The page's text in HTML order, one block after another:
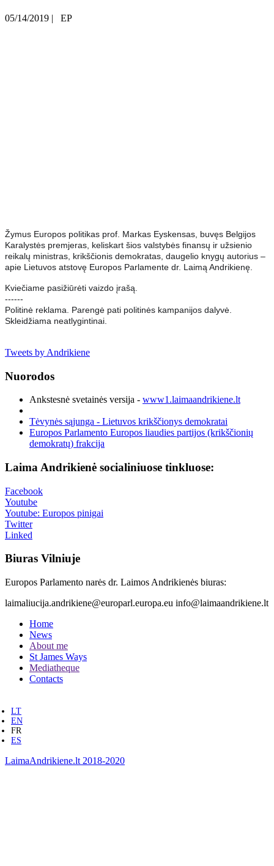
05/14/2019 | EP
Žymus Europos politikas prof. Markas Eyskensas, buvęs Belgijos
Karalystės premjeras, keliskart šios valstybės finansų ir užsienio
reikalų ministras, krikščionis demokratas, daugelio knygų autorius –
apie Lietuvos atstovę Europos Parlamente dr. Laimą Andrikienę.
Kviečiame pasižiūrėti vaizdo įrašą.
------
Politinė reklama. Parengė pati politinės kampanijos dalyvė.
Skleidžiama neatlygintinai.
Tweets by Andrikiene
Nuorodos
Ankstesnė svetainės versija - www1.laimaandrikiene.lt
Tėvynės sąjunga - Lietuvos krikščionys demokratai
Europos Parlamento Europos liaudies partijos (krikščionių
demokratų) frakcija
Laima Andrikienė socialiniuose tinkluose:
Facebook
Youtube
Youtube: Europos pinigai
Twitter
Linked
Biuras Vilniuje
Europos Parlamento narės dr. Laimos Andrikienės biuras:
laimaliucija.andrikiene@europarl.europa.eu info@laimaandrikiene.lt
Home
News
About me
St James Ways
Mediatheque
Contacts
LT
EN
FR
ES
LaimaAndrikiene.lt 2018-2020